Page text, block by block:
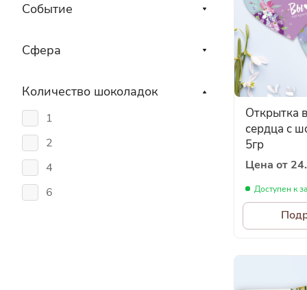
Открытка
сердца с
5гр
Цена от
Доступен к
Событие
Сфера
Количество шоколадок
1
2
4
6